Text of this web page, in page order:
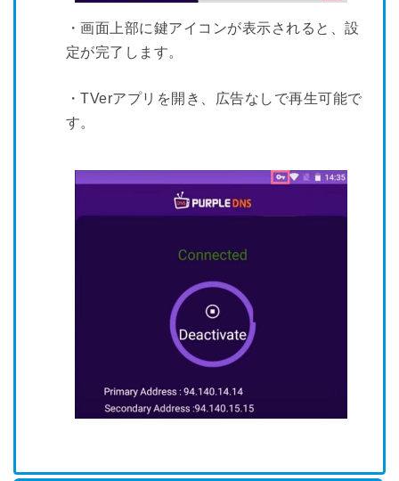
・画面上部に鍵アイコンが表示されると、設
定が完了します。
・TVerアプリを開き、広告なしで再生可能で
す。